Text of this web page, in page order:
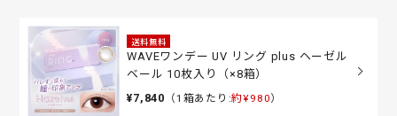
送料無料
WAVEワンデー UV リング plus ヘーゼル
ベール 10枚入り（×8箱）
¥7,840 （1箱あたり:約¥980）